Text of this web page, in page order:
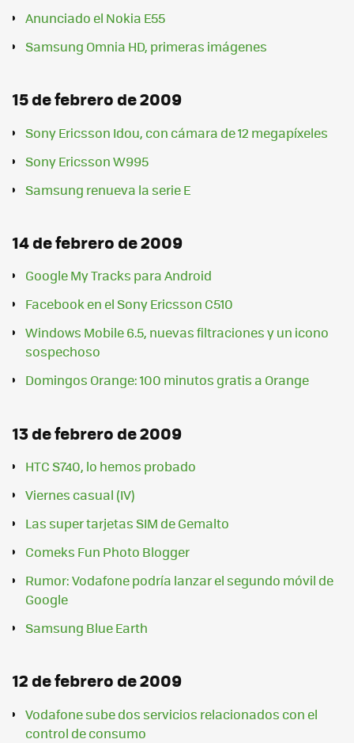
Anunciado el Nokia E55
Samsung Omnia HD, primeras imágenes
15 de febrero de 2009
Sony Ericsson Idou, con cámara de 12 megapíxeles
Sony Ericsson W995
Samsung renueva la serie E
14 de febrero de 2009
Google My Tracks para Android
Facebook en el Sony Ericsson C510
Windows Mobile 6.5, nuevas filtraciones y un icono
sospechoso
Domingos Orange: 100 minutos gratis a Orange
13 de febrero de 2009
HTC S740, lo hemos probado
Viernes casual (IV)
Las super tarjetas SIM de Gemalto
Comeks Fun Photo Blogger
Rumor: Vodafone podría lanzar el segundo móvil de
Google
Samsung Blue Earth
12 de febrero de 2009
Vodafone sube dos servicios relacionados con el
control de consumo